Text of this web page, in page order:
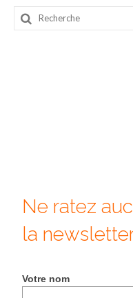
Quy Nhon
Savoie
Allemagne
Rechercher
:
Ne ratez
la
Votre nom